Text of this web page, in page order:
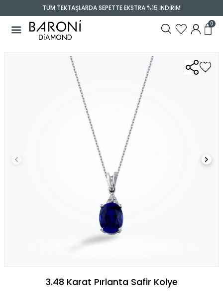
TÜM TEKTAŞLARDA SEPETTE EKSTRA %15 İNDİRİM
0
3.48 Karat Pırlanta Safir Kolye